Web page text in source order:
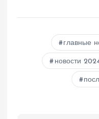
главные
новости